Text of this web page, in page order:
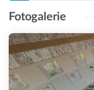
Fotogalerie